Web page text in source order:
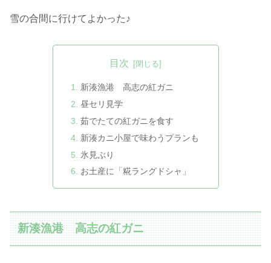
雪の合間に行けてよかった♪
目次
新湊漁港 高志の紅ガニ
昼セリ見学
茹でたての紅ガニを食す
新湊カニ小屋で味わうプランも
氷見ぶり
お土産に「糀ラングドシャ」
新湊漁港 高志の紅ガニ